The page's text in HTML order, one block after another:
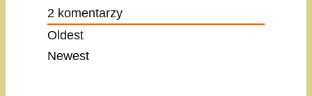
2 komentarzy
Oldest
Newest